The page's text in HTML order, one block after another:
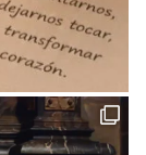
ha
de Les